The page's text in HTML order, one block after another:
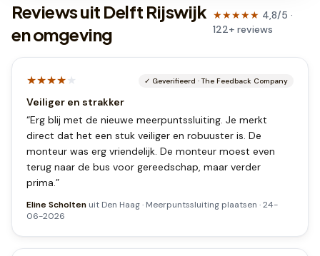
Reviews uit Delft Rijswijk
en omgeving
★★★★★ 4,8/5 ·
122+ reviews
★★★★★ ✓ Geverifieerd ·The Feedback Company
Veiliger en strakker
“Erg blij met de nieuwe meerpuntssluiting. Je merkt
direct dat het een stuk veiliger en robuuster is. De
monteur was erg vriendelijk. De monteur moest even
terug naar de bus voor gereedschap, maar verder
prima.”
Eline Scholten uit Den Haag· Meerpuntssluiting plaatsen ·24-
06-2026